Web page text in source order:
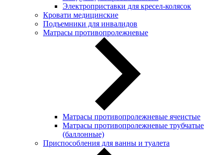
Электроприставки для кресел-колясок
Кровати медицинские
Подъемники для инвалидов
Матрасы противопролежневые
Матрасы противопролежневые ячеистые
Матрасы противопролежневые трубчатые
(баллонные)
Приспособления для ванны и туалета